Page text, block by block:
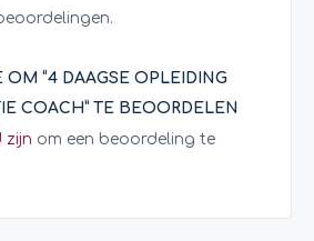
OM “4 DAAGSE OPLEIDING
COACH” TE BEOORDELEN
zijn om een beoordeling te